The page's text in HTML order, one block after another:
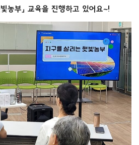
농부」 교육을 진행하고 있어요~!